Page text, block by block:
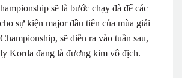
sẽ là bước chạy đà để các
sự kiện major đầu tiên của mùa giải
sẽ diễn ra vào tuần sau,
Korda đang là đương kim vô địch.